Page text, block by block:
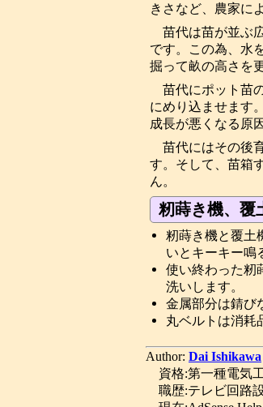
きさなど、農家に
苗代は苗が並ぶ
です。この為、水
掘って畝の高さを
苗代にポット苗
にめり込ませます
成長が悪くなる原
苗代にはその後
す。そして、苗箱
ん。
籾蒔き機、覆
籾蒔き機と覆土
いとキーキー鳴
使い終わった籾
洗いします。
金属部分は錆び
丸ベルトは消耗
Author: Dai Ishikawa
資格:第一種電気
職歴:テレビ回路